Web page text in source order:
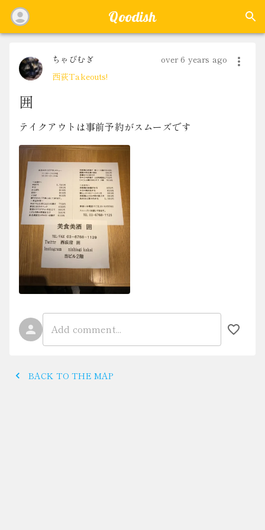
Qoodish
ちゃびむぎ
over 6 years ago
西荻Takeouts!
囲
テイクアウトは事前予約がスムーズです
BACK TO THE MAP